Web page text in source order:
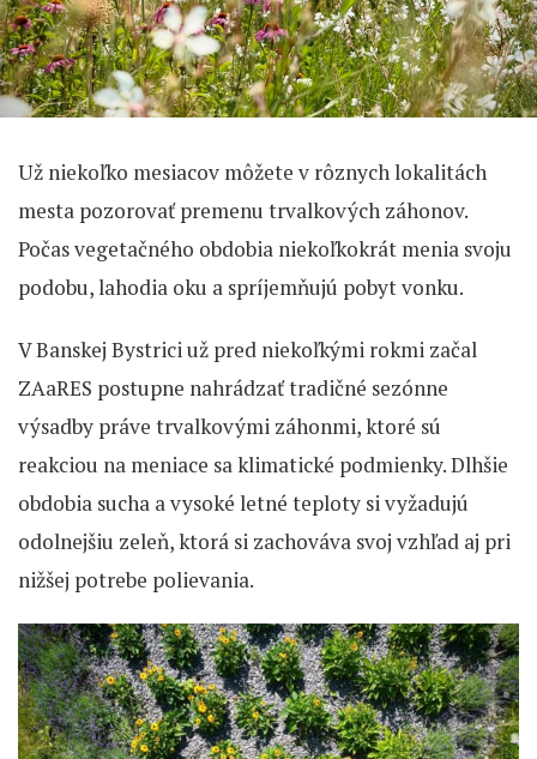
Už niekoľko mesiacov môžete v rôznych lokalitách
mesta pozorovať premenu trvalkových záhonov.
Počas vegetačného obdobia niekoľkokrát menia svoju
podobu, lahodia oku a spríjemňujú pobyt vonku.
V Banskej Bystrici už pred niekoľkými rokmi začal
ZAaRES postupne nahrádzať tradičné sezónne
výsadby práve trvalkovými záhonmi, ktoré sú
reakciou na meniace sa klimatické podmienky. Dlhšie
obdobia sucha a vysoké letné teploty si vyžadujú
odolnejšiu zeleň, ktorá si zachováva svoj vzhľad aj pri
nižšej potrebe polievania.